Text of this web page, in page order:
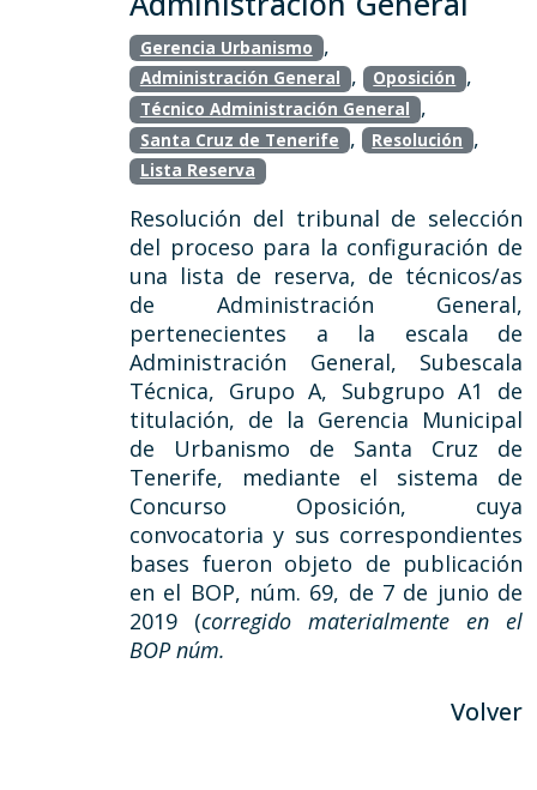
Gerencia Urbanismo ,
Administración General , Oposición ,
Técnico Administración General ,
Santa Cruz de Tenerife , Resolución ,
Lista Reserva
Resolución del tribunal de selección
del proceso para la configuración de
una lista de reserva, de técnicos/as
de Administración General,
pertenecientes a la escala de
Administración General, Subescala
Técnica, Grupo A, Subgrupo A1 de
titulación, de la Gerencia Municipal
de Urbanismo de Santa Cruz de
Tenerife, mediante el sistema de
Concurso Oposición, cuya
convocatoria y sus correspondientes
bases fueron objeto de publicación
en el BOP, núm. 69, de 7 de junio de
2019 (corregido materialmente en el
BOP núm.
Volver